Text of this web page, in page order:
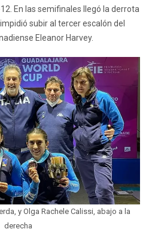
En las semifinales llegó la derrota
subir al tercer escalón del
Eleanor Harvey.
y Olga Rachele Calissi, abajo a la
derecha